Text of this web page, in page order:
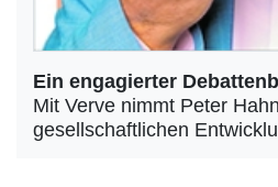
Ein engagierter
Mit Verve nimmt Peter
gesellschaftlichen